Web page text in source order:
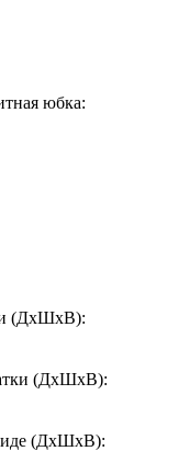
юбка:
(ДхШхВ):
(ДхШхВ):
(ДхШхВ):